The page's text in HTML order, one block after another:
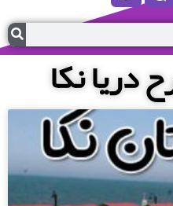
نکا